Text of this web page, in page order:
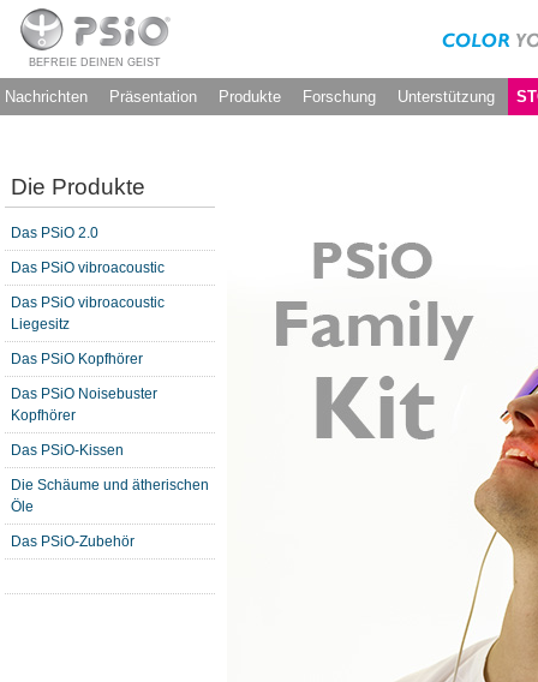
BEFREIE DEINEN GEIST
Nachrichten Präsentation Produkte Forschung Unterstützung
Die Produkte
Das PSiO 2.0
Das PSiO vibroacoustic
Das PSiO vibroacoustic
Liegesitz
Das PSiO Kopfhörer
Das PSiO Noisebuster
Kopfhörer
Das PSiO-Kissen
Die Schäume und ätherischen
Öle
Das PSiO-Zubehör